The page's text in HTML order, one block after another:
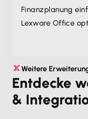
Finanzplanung
Lexware Office
Weitere
Entdecke
&